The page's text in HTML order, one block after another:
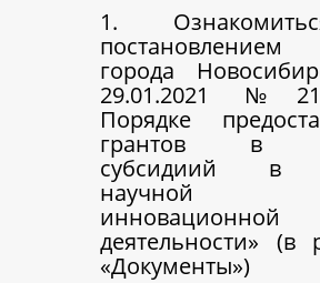
1.
постановлением
города
29.01.2021
Порядке
грантов в
субсидиий в
инновационной
деятельности» (в
«Документы»)